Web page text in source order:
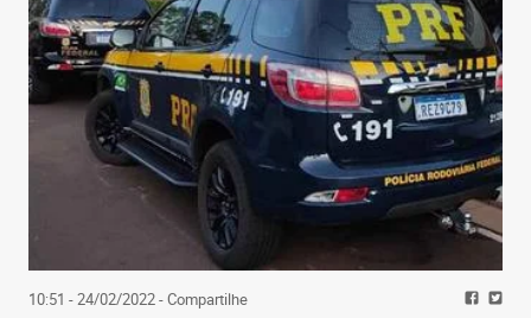
10:51 - 24/02/2022- Compartilhe